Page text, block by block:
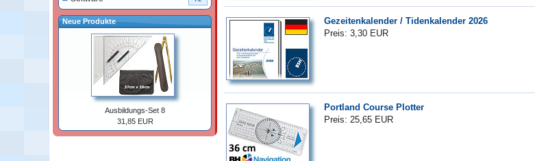
Gezeitenkalender / Tidenkalender 2026
Preis: 3,30 EUR
Portland Course Plotter
Preis: 25,65 EUR
Neue Produkte
Ausbildungs-Set 8
31,85 EUR